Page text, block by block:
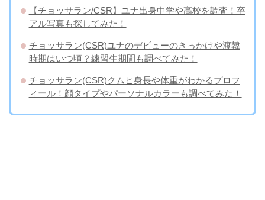
【チョッサラン/CSR】ユナ出身中学や高校を調査！卒
アル写真も探してみた！
チョッサラン(CSR)ユナのデビューのきっかけや渡韓
時期はいつ頃？練習生期間も調べてみた！
チョッサラン(CSR)クムヒ身長や体重がわかるプロフ
ィール！顔タイプやパーソナルカラーも調べてみた！